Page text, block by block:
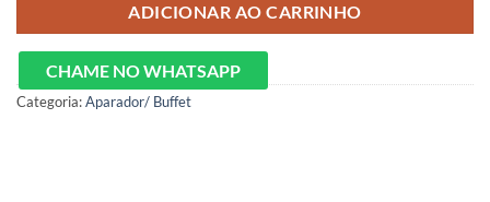
ADICIONAR AO CARRINHO
CHAME NO WHATSAPP
Categoria:Aparador/ Buffet